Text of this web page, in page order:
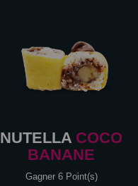
NUTELLA COCO
BANANE
Gagner 6 Point(s)